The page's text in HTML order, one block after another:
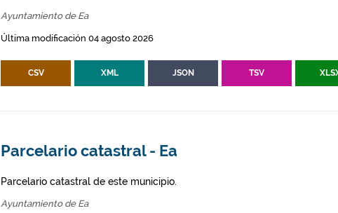
Ayuntamiento de Ea
Última modificación 04 agosto 2026
CSV XML JSON TSV
Parcelario catastral - Ea
Parcelario catastral de este municipio.
Ayuntamiento de Ea